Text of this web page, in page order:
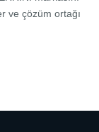
ve çözüm ortağı